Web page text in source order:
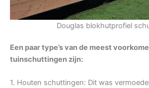
Douglas blokhutprofiel
Een paar type’s van de meest
tuinschuttingen zijn:
1. Houten schuttingen: Dit was